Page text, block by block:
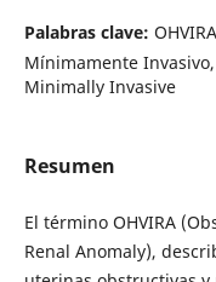
Palabras clave:
Mínimamente
Minimally Invasive
Resumen
El término OHVIRA
Renal Anomaly),